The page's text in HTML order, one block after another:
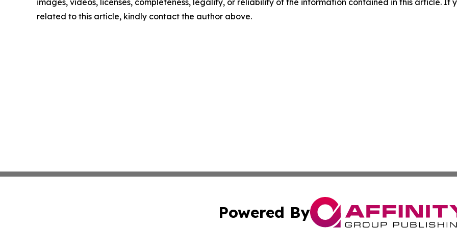
images, videos, licenses, completeness, legality, or reliability of the information contained in this article. If
related to this article, kindly contact the author above.
Powered By